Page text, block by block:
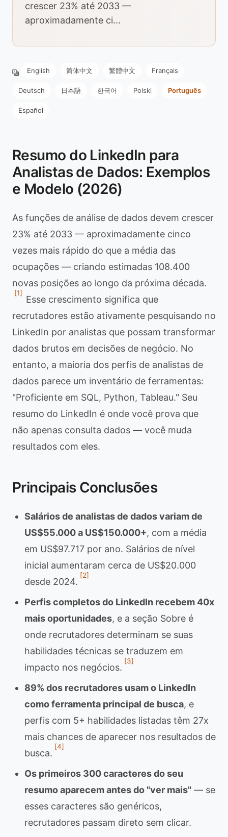
crescer 23% até 2033 —
aproximadamente ci...
English 简体中文 繁體中文 Français
Deutsch 日本語 한국어 Polski Português
Español
Resumo do LinkedIn para
Analistas de Dados: Exemplos
e Modelo (2026)
As funções de análise de dados devem crescer
23% até 2033 — aproximadamente cinco
vezes mais rápido do que a média das
ocupações — criando estimadas 108.400
novas posições ao longo da próxima década.
[1]
Esse crescimento significa que
recrutadores estão ativamente pesquisando no
LinkedIn por analistas que possam transformar
dados brutos em decisões de negócio. No
entanto, a maioria dos perfis de analistas de
dados parece um inventário de ferramentas:
"Proficiente em SQL, Python, Tableau." Seu
resumo do LinkedIn é onde você prova que
não apenas consulta dados — você muda
resultados com eles.
Principais Conclusões
Salários de analistas de dados variam de
US$55.000 a US$150.000+, com a média
em US$97.717 por ano. Salários de nível
inicial aumentaram cerca de US$20.000
desde 2024.
[2]
Perfis completos do LinkedIn recebem 40x
mais oportunidades, e a seção Sobre é
onde recrutadores determinam se suas
habilidades técnicas se traduzem em
impacto nos negócios.
[3]
89% dos recrutadores usam o LinkedIn
como ferramenta principal de busca, e
perfis com 5+ habilidades listadas têm 27x
mais chances de aparecer nos resultados de
busca.
[4]
Os primeiros 300 caracteres do seu
resumo aparecem antes do "ver mais" — se
esses caracteres são genéricos,
recrutadores passam direto sem clicar.